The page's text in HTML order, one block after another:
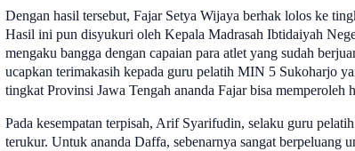
Dengan hasil tersebut, Fajar Setya Wijaya berhak lolos ke
Hasil ini pun disyukuri oleh Kepala Madrasah Ibtidaiyah
mengaku bangga dengan capaian para atlet yang sudah
ucapkan terimakasih kepada guru pelatih MIN 5 Sukoharjo
tingkat Provinsi Jawa Tengah ananda Fajar bisa memperoleh
Pada kesempatan terpisah, Arif Syarifudin, selaku guru
terukur. Untuk ananda Daffa, sebenarnya sangat berpeluang